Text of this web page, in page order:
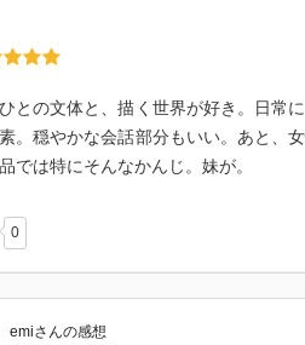
との文体と、描く世界が好き。日常
。穏やかな会話部分もいい。あと、
では特にそんなかんじ。妹が。
0
emiさんの感想